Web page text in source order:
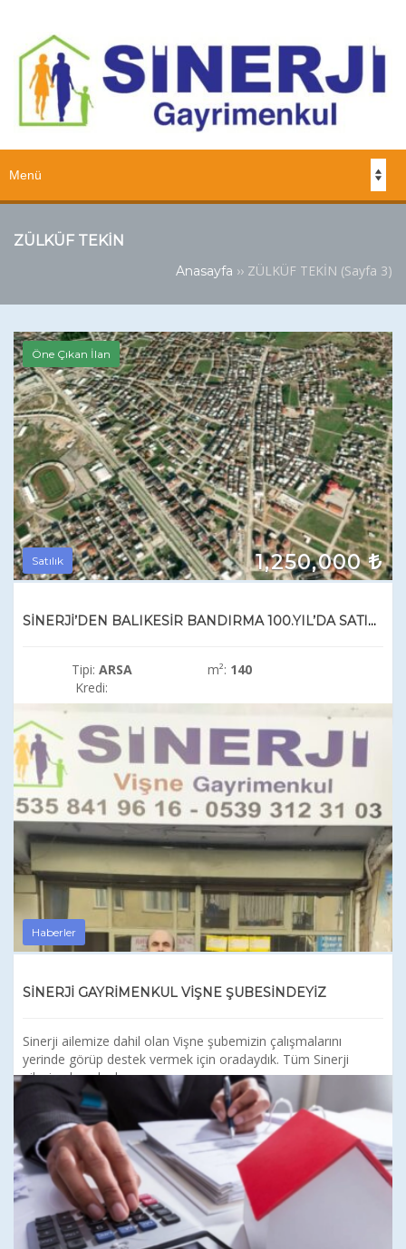
ZÜLKÜF TEKİN
Anasayfa ›› ZÜLKÜF TEKİN (Sayfa 3)
Öne Çıkan İlan
1,250,000
Satılık
SİNERJİ’DEN BALIKESİR BANDIRMA 100.YIL’DA SATILIK İMARLI ARSALAR
Tipi:ARSA m²: 140
Kredi:
Haberler
SİNERJİ GAYRİMENKUL VİŞNE ŞUBESİNDEYİZ
Sinerji ailemize dahil olan Vişne şubemizin çalışmalarını
yerinde görüp destek vermek için oradaydık. Tüm Sinerji
ailesine hayırlı olsun. ...